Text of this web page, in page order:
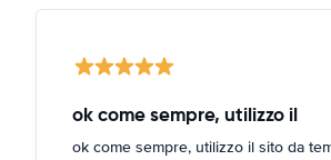
ok come sempre, utilizzo il
ok come sempre, utilizzo il sito da